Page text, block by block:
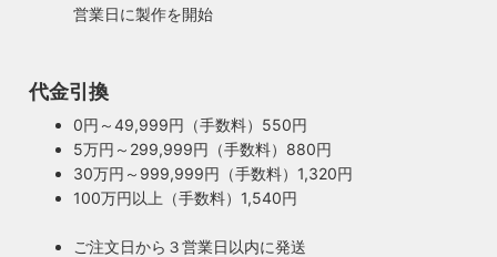
もしもの時も安心・製作担当者が修理を行いま
ご購入頂いた照明がもしも故障した場合は、すぐに当店にご
連絡ください！ハンドメイド照明やアンティーク照明は修理
人が責任をもって修理にあたります。造ったりカスタムした
100年近く前のソケットも復活・特殊な絶縁体
ト。何十年、時には100年近く前のソケットシェルを使うこ
ともあります。ところが100年近く前のソケットに使われて
いたインシュレーター（絶縁体）はご覧の通り炭化してボロ
ボロに。当店では専門機関に依頼し、特殊カーボンを使いオ
リジナルのインシュレーターを製造しました。これで100年
近く前のソケットも安心してお使い頂けます。
営業日に製作を開始
代金引換
0円～49,999円（手数料）550円
5万円～299,999円（手数料）880円
30万円～999,999円（手数料）1,320円
100万円以上（手数料）1,540円
ご注文日から３営業日以内に発送